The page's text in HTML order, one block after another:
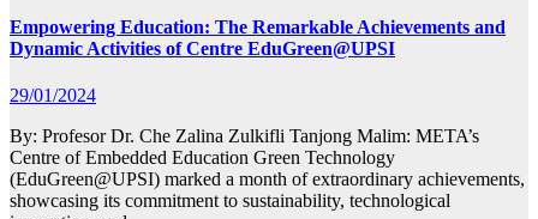
Empowering Education: The Remarkable Achievements and
Dynamic Activities of Centre EduGreen@UPSI
29/01/2024
By: Profesor Dr. Che Zalina Zulkifli Tanjong Malim: META’s
Centre of Embedded Education Green Technology
(EduGreen@UPSI) marked a month of extraordinary achievements,
showcasing its commitment to sustainability, technological